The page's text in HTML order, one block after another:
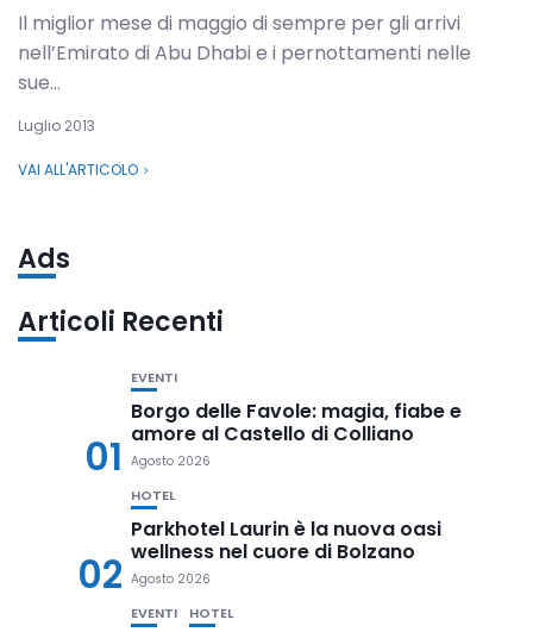
Il miglior mese di maggio di sempre per gli arrivi
nell’Emirato di Abu Dhabi e i pernottamenti nelle
sue...
Luglio 2013
VAI ALL'ARTICOLO
Ads
Articoli Recenti
01
EVENTI
Borgo delle Favole: magia, fiabe e
amore al Castello di Colliano
Agosto 2026
02
HOTEL
Parkhotel Laurin è la nuova oasi
wellness nel cuore di Bolzano
Agosto 2026
EVENTI HOTEL